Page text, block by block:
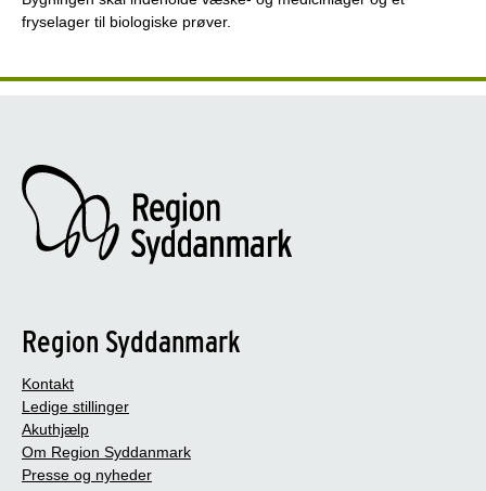
fryselager til biologiske prøver.
Region Syddanmark
Kontakt
Ledige stillinger
Akuthjælp
Om Region Syddanmark
Presse og nyheder